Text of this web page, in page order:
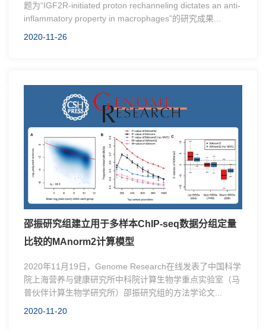
题为“IGF2R-initiated proton rechanneling dictates an anti-
inflammatory property in macrophages”的研究成果...
2020-11-26
邵振研究组建立用于多样本ChIP-seq数据分组定量
比较的MAnorm2计算模型
2020年11月19日，Genome Research在线发表了中国科学
院上海营养与健康研究所中科院计算生物学重点实验室（马
普伙伴计算生物学研究所）邵振研究组的方法学论文...
2020-11-20